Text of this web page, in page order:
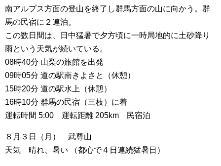
南アルプス方面の登山を終了し群馬方面の山に向かう。群
馬の民宿に２連泊。
この数日間は、日中猛暑で夕方頃に一時局地的に土砂降り
雨という天気が続いている。
08時40分 山梨の旅館を出発
09時05分 道の駅南きよさと（休憩）
15時20分 道の駅水上（休憩）
16時10分 群馬の民宿（三枝）に着
運転時間 5:00 運転距離 205km 民宿泊
８月３日（月） 武尊山
天気 晴れ、暑い （都心で４日連続猛暑日）